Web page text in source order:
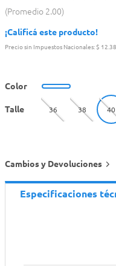
Promedio 2.00
¡Calificá este producto!
Precio sin Impuestos Nacionales:$
Color
Talle 36 38 40
Cambios y Devoluciones
Especificaciones